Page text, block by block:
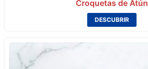
Croquetas de Atún
DESCUBRIR